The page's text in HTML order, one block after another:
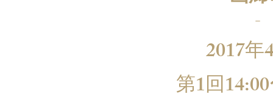
-
2017年
第1回